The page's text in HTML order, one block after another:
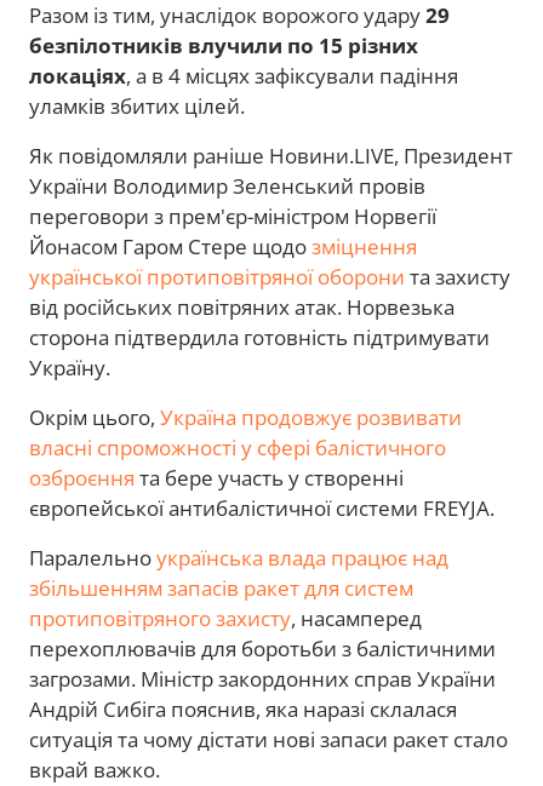
Разом із тим, унаслідок ворожого удару29
безпілотників влучили по 15 різних
локаціях, а в 4 місцях зафіксували падіння
уламків збитих цілей.
Як повідомляли раніше Новини.LIVE, Президент
України Володимир Зеленський провів
переговори з прем'єр-міністром Норвегії
Йонасом Гаром Стере щодозміцнення
української протиповітряної оборони та захисту
від російських повітряних атак. Норвезька
сторона підтвердила готовність підтримувати
Україну.
Окрім цього, Україна продовжує розвивати
власні спроможності у сфері балістичного
озброєння та бере участь у створенні
європейської антибалістичної системи FREYJA.
Паралельноукраїнська влада працює над
збільшенням запасів ракет для систем
протиповітряного захисту, насамперед
перехоплювачів для боротьби з балістичними
загрозами. Міністр закордонних справ України
Андрій Сибіга пояснив, яка наразі склалася
ситуація та чому дістати нові запаси ракет стало
вкрай важко.